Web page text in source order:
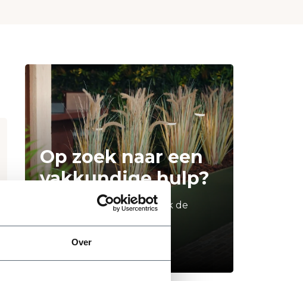
Over
Op zoek naar een
vakkundige hulp?
Neem contact op of bezoek de
Stel je vraag